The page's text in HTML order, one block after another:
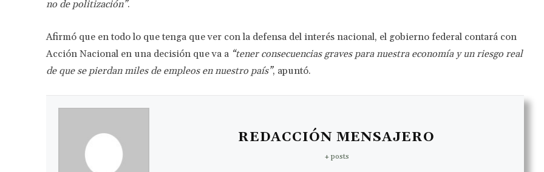
no de politización”.
Afirmó que en todo lo que tenga que ver con la defensa del interés nacional, el gobierno federal contará con
Acción Nacional en una decisión que va a “tener consecuencias graves para nuestra economía y un riesgo real
de que se pierdan miles de empleos en nuestro país”, apuntó.
REDACCIÓN MENSAJERO
+ posts